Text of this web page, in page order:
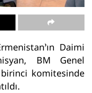
Daimi
BM Genel
komitesinde